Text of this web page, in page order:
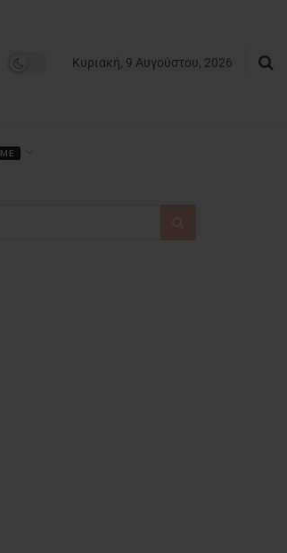
Κυριακή, 9 Αυγούστου, 2026
ME